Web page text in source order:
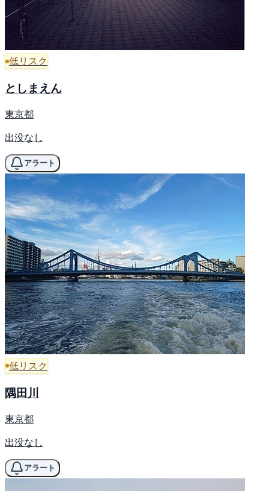
低リスク
としまえん
東京都
出没なし
アラート
低リスク
隅田川
東京都
出没なし
アラート